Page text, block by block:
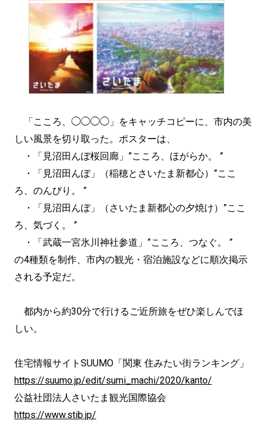
「こころ、◯◯◯◯」をキャッチコピーに、市内の美
しい風景を切り取った。ポスターは、
・「見沼田んぼ桜回廊」”こころ、ほがらか。 ”
・「見沼田んぼ」（稲穂とさいたま新都心）”ここ
ろ、のんびり。 ”
・「見沼田んぼ」（さいたま新都心の夕焼け）”ここ
ろ、気づく。 ”
・「武蔵一宮氷川神社参道」”こころ、つなぐ。 ”
の4種類を制作、市内の観光・宿泊施設などに順次掲示
される予定だ。
都内から約30分で行けるご近所旅をぜひ楽しんでほ
しい。
住宅情報サイトSUUMO「関東 住みたい街ランキング」
https://suumo.jp/edit/sumi_machi/2020/kanto/
公益社団法人さいたま観光国際協会
https://www.stib.jp/